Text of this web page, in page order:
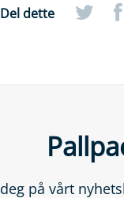
Del dette
på vårt